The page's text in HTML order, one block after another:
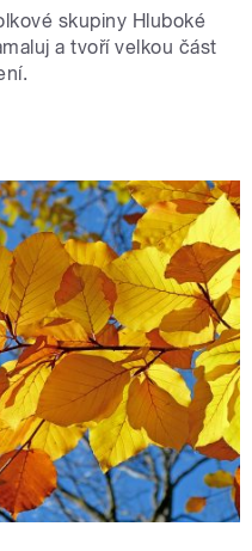
skupiny Hluboké
a tvoří velkou část